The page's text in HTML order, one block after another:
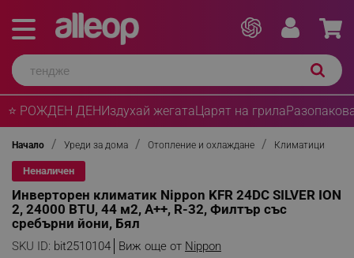
⭐ РОЖДЕН ДЕНИздухай жегатаЦарят на грила
Начало Уреди за дома Отопление и охлаждане Климатици
Неналичен
Инверторен климатик Nippon KFR 24DC SILVER ION
2, 24000 BTU, 44 м2, А++, R-32, Филтър със
сребърни йони, Бял
SKU ID: bit2510104 Виж още от Nippon